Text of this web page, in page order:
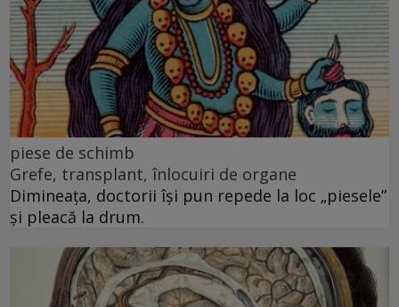
piese de schimb
Grefe, transplant, înlocuiri de organe
Dimineața, doctorii își pun repede la loc „piesele”
și pleacă la drum.